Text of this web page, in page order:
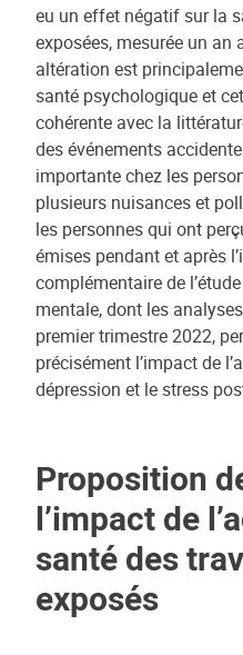
eu un effet négatif sur la
exposées, mesurée un an
altération est
santé psychologique et
cohérente avec la
des événements
importante chez les
plusieurs nuisances et
les personnes qui ont
émises pendant et après
complémentaire de
mentale, dont les
premier trimestre 2022,
précisément l’impact de
dépression et le stress
Proposition
l’impact de
santé des
exposés